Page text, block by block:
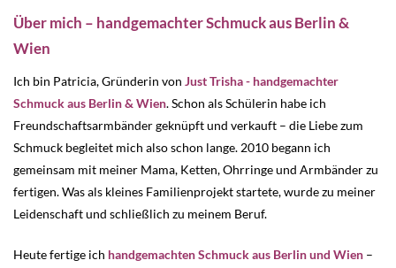
Über mich – handgemachter Schmuck aus Berlin &
Wien
Ich bin Patricia, Gründerin von Just Trisha - handgemachter
Schmuck aus Berlin & Wien. Schon als Schülerin habe ich
Freundschaftsarmbänder geknüpft und verkauft – die Liebe zum
Schmuck begleitet mich also schon lange. 2010 begann ich
gemeinsam mit meiner Mama, Ketten, Ohrringe und Armbänder zu
fertigen. Was als kleines Familienprojekt startete, wurde zu meiner
Leidenschaft und schließlich zu meinem Beruf.
Heute fertige ich handgemachten Schmuck aus Berlin und Wien –